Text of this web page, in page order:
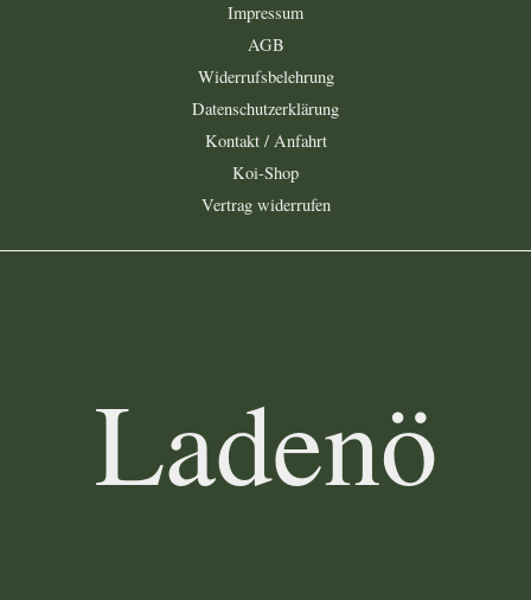
Impressum
AGB
Widerrufsbelehrung
Datenschutzerklärung
Kontakt / Anfahrt
Koi-Shop
Vertrag widerrufen
Ladenö